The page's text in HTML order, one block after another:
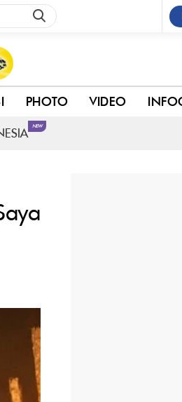
PHOTO VIDEO
NEW
0 komentar BAGIKAN